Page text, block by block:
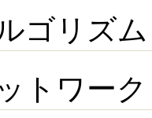
ゴリズ
トワーク